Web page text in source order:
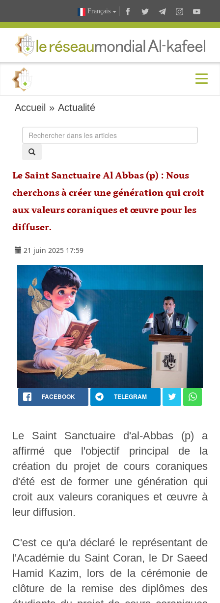
Français
Accueil »Actualité
Le Saint Sanctuaire Al Abbas (p) : Nous
cherchons à créer une génération qui croit
aux valeurs coraniques et œuvre pour les
diffuser.
21 juin 2025 17:59
FACEBOOK TELEGRAM
Le Saint Sanctuaire d'al-Abbas (p) a
affirmé que l'objectif principal de la
création du projet de cours coraniques
d'été est de former une génération qui
croit aux valeurs coraniques et œuvre à
leur diffusion.
C'est ce qu'a déclaré le représentant de
l'Académie du Saint Coran, le Dr Saeed
Hamid Kazim, lors de la cérémonie de
clôture de la remise des diplômes des